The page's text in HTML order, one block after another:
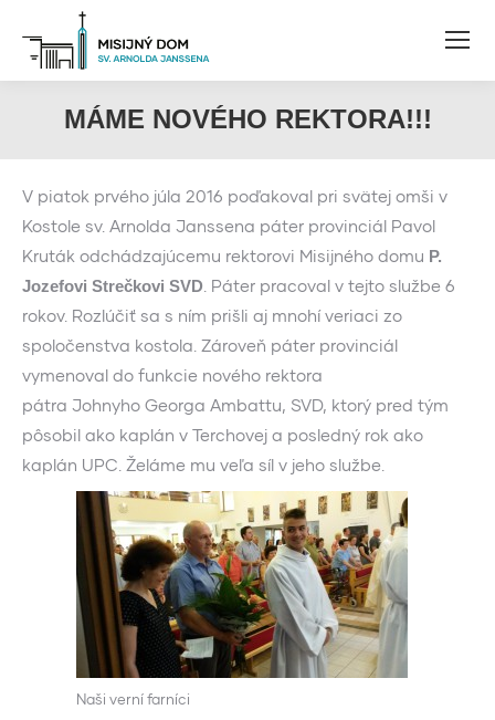
MÁME NOVÉHO REKTORA!!!
V piatok prvého júla 2016 poďakoval pri svätej omši v
Kostole sv. Arnolda Janssena páter provinciál Pavol
Kruták odchádzajúcemu rektorovi Misijného domu P.
Jozefovi Strečkovi SVD . Páter pracoval v tejto službe 6
rokov. Rozlúčiť sa s ním prišli aj mnohí veriaci zo
spoločenstva kostola. Zároveň páter provinciál
vymenoval do funkcie nového rektora
pátra Johnyho Georga Ambattu, SVD, ktorý pred tým
pôsobil ako kaplán v Terchovej a posledný rok ako
kaplán UPC. Želáme mu veľa síl v jeho službe.
Naši verní farníci